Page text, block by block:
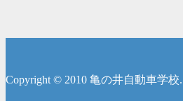
Copyright © 2010 亀の井自動車学校.